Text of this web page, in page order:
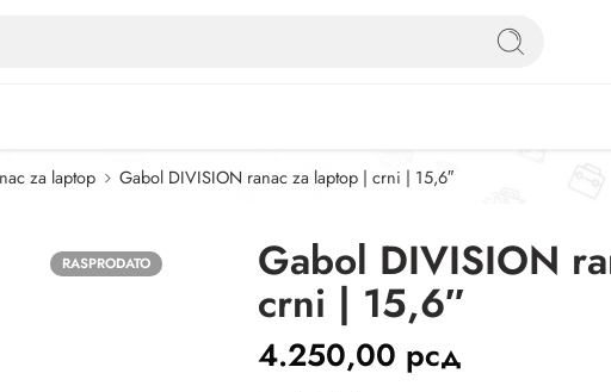
za laptop Gabol DIVISION ranac za laptop | crni | 15,6″
RASPRODATO Gabol DIVISION
crni | 15,6″
4.250,00 рсд